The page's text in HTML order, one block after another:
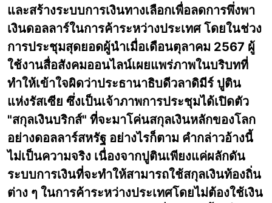
และสร้างระบบการเงินทางเลือกเพื่อลดการพึ่งพา
เงินดอลลาร์ในการค้าระหว่างประเทศ โดยในช่วง
การประชุมสุดยอดผู้นำเมื่อเดือนตุลาคม 2567 ผู้
ใช้งานสื่อสังคมออนไลน์เผยแพร่ภาพในบริบทที่
ทำให้เข้าใจผิดว่าประธานาธิบดีวลาดิมีร์ ปูติน
แห่งรัสเซีย ซึ่งเป็นเจ้าภาพการประชุมได้เปิดตัว
"สกุลเงินบริกส์" ที่จะมาโค่นสกุลเงินหลักของโลก
อย่างดอลลาร์สหรัฐ อย่างไรก็ตาม คำกล่าวอ้างนี้
ไม่เป็นความจริง เนื่องจากปูตินเพียงแค่ผลักดัน
ระบบการเงินที่จะทำให้สามารถใช้สกุลเงินท้องถิ่น
ต่าง ๆ ในการค้าระหว่างประเทศโดยไม่ต้องใช้เงิน